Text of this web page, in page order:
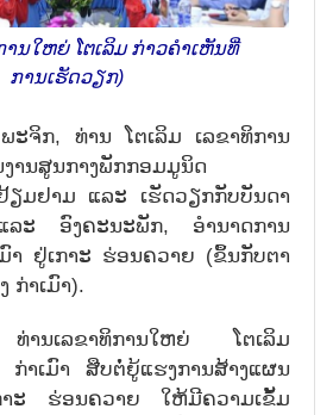
ານໃຫຍ່ ໂຕເລິມ ກ່າວຄຳເຫັນທີ່
ການເຮັດວຽກ)
ະຈິກ, ທ່ານ ໂຕເລິມ ເລຂາທິການ
ານສູນກາງພັກກອມມູນິດ
ຽມຢາມ ແລະ ເຮັດວຽກກັບບັນດາ
ລະ ອົງຄະນະພັກ, ອຳນາດການ
າ ຢູ່ເກາະ ຮ່ອນຄວາຍ (ຂຶ້ນກັບຕາ
ກ່າເມົາ).
ານເລຂາທິການໃຫຍ່ ໂຕເລິມ
ກ່າເມົາ ສືບຕໍ່ຍູ້ແຮງການສ້າງແຜນ
າະ ຮ່ອນຄວາຍ ໃຫ້ມີຄວາມເຂັ້ມ